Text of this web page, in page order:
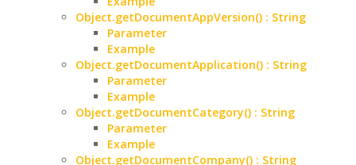
Object.getDocumentAppVersion() : String
Parameter
Example
Object.getDocumentApplication() : String
Parameter
Example
Object.getDocumentCategory() : String
Parameter
Example
Object.getDocumentCompany() : String